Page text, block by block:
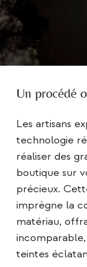
Un procédé
Les artisans
technologie
réaliser des
boutique sur
précieux.
imprègne la
matériau,
teintes